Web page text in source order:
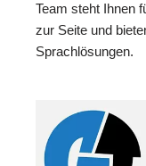
Team steht Ihnen
zur Seite und
Sprachlösungen.